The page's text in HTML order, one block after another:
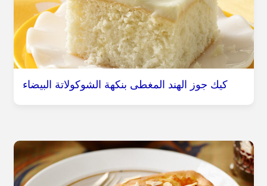
كيك جوز الهند المغطى بنكهة الشوكولاتة البيضاء